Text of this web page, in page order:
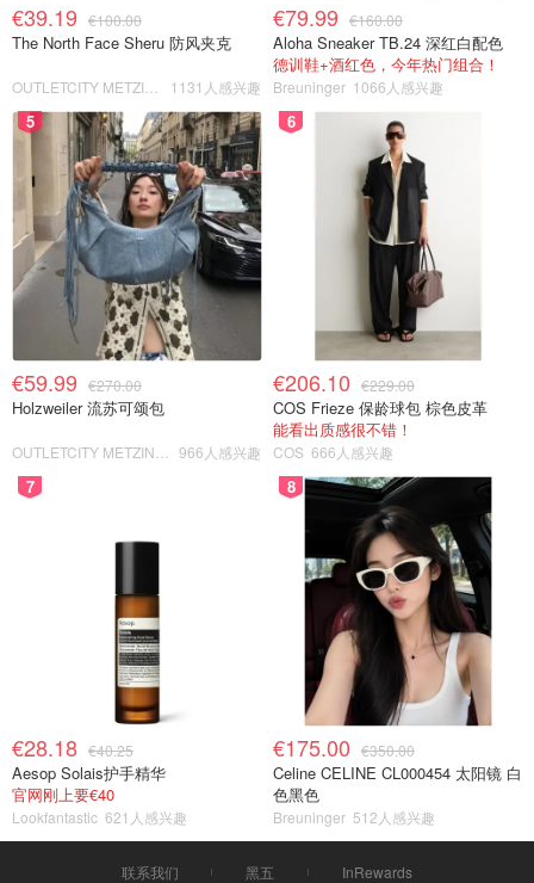
€39.19 €100.00
The North Face Sheru 防风夹克
1131人感兴趣
€79.99 €160.00
Aloha Sneaker TB.24 深红白配色
德训鞋+酒红色，今年热门组合！
Breuninger 1066人感兴趣
5
€59.99 €270.00
Holzweiler 流苏可颂包
966人感兴趣
6
€206.10 €229.00
COS Frieze 保龄球包 棕色皮革
能看出质感很不错！
COS 666人感兴趣
7
€28.18 €40.25
Aesop Solais护手精华
官网刚上要€40
Lookfantastic 621人感兴趣
8
€175.00 €350.00
Celine CELINE CL000454 太阳镜 白
色黑色
Breuninger 512人感兴趣
联系我们 黑五 InRewards